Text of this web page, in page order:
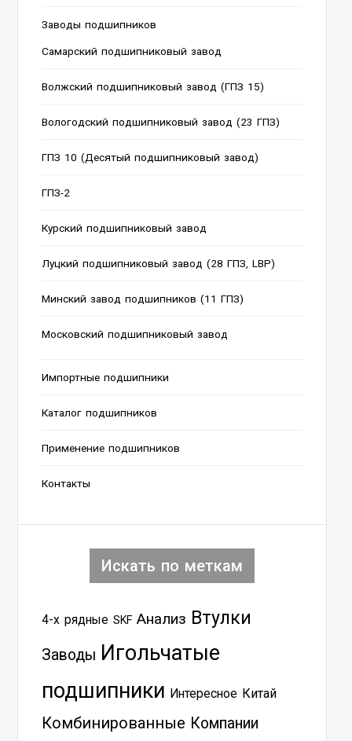
Заводы подшипников
Cамарский подшипниковый завод
Волжский подшипниковый завод (ГПЗ 15)
Вологодский подшипниковый завод (23 ГПЗ)
ГПЗ 10 (Десятый подшипниковый завод)
ГПЗ-2
Курский подшипниковый завод
Луцкий подшипниковый завод (28 ГПЗ, LBP)
Минский завод подшипников (11 ГПЗ)
Московский подшипниковый завод
Импортные подшипники
Каталог подшипников
Применение подшипников
Контакты
Искать по меткам
4-х рядные SKF Анализ Втулки
Заводы Игольчатые
подшипники Интересное Китай
Комбинированные Компании